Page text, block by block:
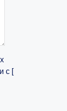
с [